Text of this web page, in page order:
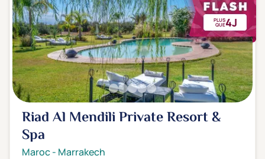
PLUS
QUE4J
Riad Al Mendili Private Resort &
Spa
Maroc- Marrakech